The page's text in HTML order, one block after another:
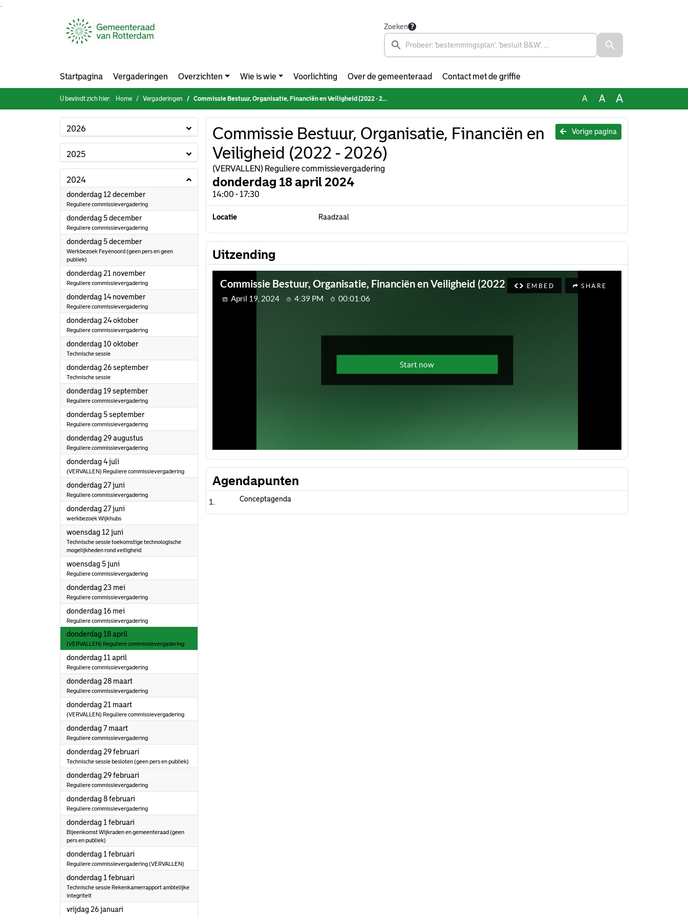
Zoeken
Startpagina Vergaderingen Overzichten Wie is wie Voorlichting Over de gemeenteraad Contact met de griffie
U bevindt zich hier: Home Vergaderingen Commissie Bestuur, Organisatie, Financiën en Veiligheid (2022 - 2026) A A A
2026
2025
2024
donderdag 12 december2024
Reguliere commissievergadering
donderdag 5 december2024
Reguliere commissievergadering
donderdag 5 december2024
Werkbezoek Feyenoord (geen pers en geen
publiek)
donderdag 21 november2024
Reguliere commissievergadering
donderdag 14 november2024
Reguliere commissievergadering
donderdag 24 oktober2024
Reguliere commissievergadering
donderdag 10 oktober2024
Technische sessie
donderdag 26 september2024
Technische sessie
donderdag 19 september2024
Reguliere commissievergadering
donderdag 5 september2024
Reguliere commissievergadering
donderdag 29 augustus
Reguliere commissievergadering
donderdag 4 juli
(VERVALLEN) Reguliere commissievergadering
donderdag 27 juni
Reguliere commissievergadering
donderdag 27 juni
werkbezoek Wijkhubs
woensdag 12 juni
Technische sessie toekomstige technologische
mogelijkheden rond veiligheid
woensdag 5 juni
Reguliere commissievergadering
donderdag 23 mei
Reguliere commissievergadering
donderdag 16 mei
Reguliere commissievergadering
donderdag 18 april
(VERVALLEN) Reguliere commissievergadering
donderdag 11 april
Reguliere commissievergadering
donderdag 28 maart2024
Reguliere commissievergadering
donderdag 21 maart2024
(VERVALLEN) Reguliere commissievergadering
donderdag 7 maart2024
Reguliere commissievergadering
donderdag 29 februari
Technische sessie besloten (geen pers en publiek)
donderdag 29 februari
Reguliere commissievergadering
donderdag 8 februari
Reguliere commissievergadering
donderdag 1 februari
Bijeenkomst Wijkraden en gemeenteraad (geen
pers en publiek)
donderdag 1 februari
Reguliere commissievergadering (VERVALLEN)
donderdag 1 februari
Technische sessie Rekenkamerrapport ambtelijke
integriteit
vrijdag 26 januari
Vorige pagina
Commissie Bestuur, Organisatie, Financiën en
Veiligheid (2022 - 2026)
(VERVALLEN) Reguliere commissievergadering
donderdag 18 april 2024
14:00 - 17:30
Locatie Raadzaal
Uitzending
Agendapunten
Conceptagenda